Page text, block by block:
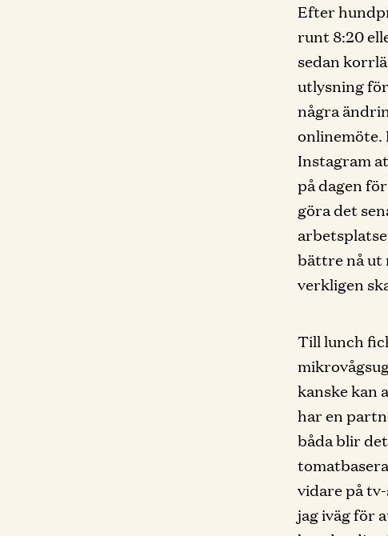
Efter
runt 8:20
sedan
utlysning
några
onlinemöte.
Instagram
på dagen
göra det
bättre nå ut
verkligen
Till lunch
kanske kan
har en
båda blir
vidare på
jag iväg för